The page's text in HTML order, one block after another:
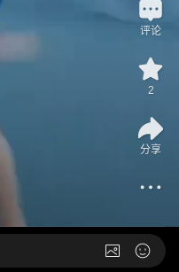
评论
2
分享